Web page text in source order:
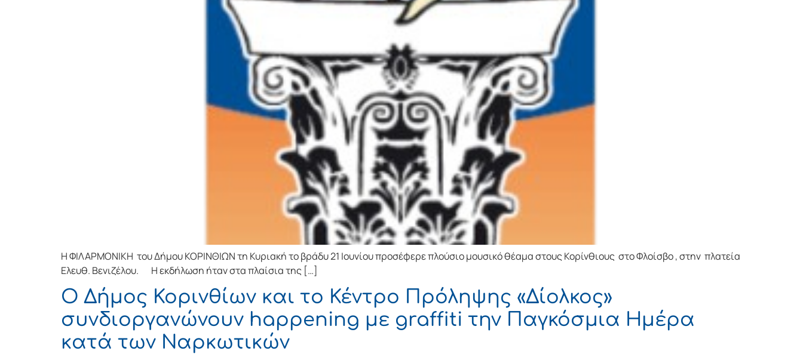
Η ΦΙΛΑΡΜΟΝΙΚΗ του Δήμου ΚΟΡΙΝΘΙΩΝ τη Κυριακή το βράδυ 21 Ιουνίου προσέφερε πλούσιο μουσικό θέαμα στους Κορίνθιους στο Φλοίσβο , στην πλατεία
Ελευθ. Βενιζέλου. Η εκδήλωση ήταν στα πλαίσια της […]
Ο Δήμος Κορινθίων και το Κέντρο Πρόληψης «Δίολκος»
συνδιοργανώνουν happening με graffiti την Παγκόσμια Ημέρα
κατά των Ναρκωτικών